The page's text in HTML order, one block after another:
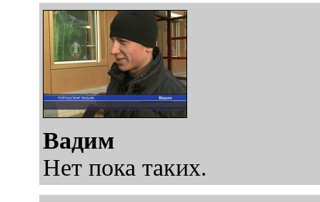
Вадим
Нет пока таких.